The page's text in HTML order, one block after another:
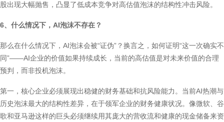
股出现大幅抛售，凸显了低成本竞争对高估值泡沫的结构性冲击风险。
6、什么情况下，AI泡沫不存在？
那么在什么情况下，AI泡沫会被“证伪”？换言之，如何证明“这一次确实不
同”——AI企业的价值如果持续成长，当前的高估值是对未来价值的合理
预判，而非投机泡沫。
第一，核心企业必须展现出稳健的财务基础和抗风险能力。当前AI热潮与
历史泡沫最大的结构性差异，在于领军企业的财务健康状况。像微软、谷
歌和亚马逊这样的巨头必须继续用其庞大的营收流和健康的现金储备来资